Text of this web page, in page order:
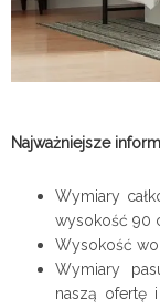
Najważniejsze
Wymiary
wysokość 90
Wysokość
Wymiary
naszą ofertę